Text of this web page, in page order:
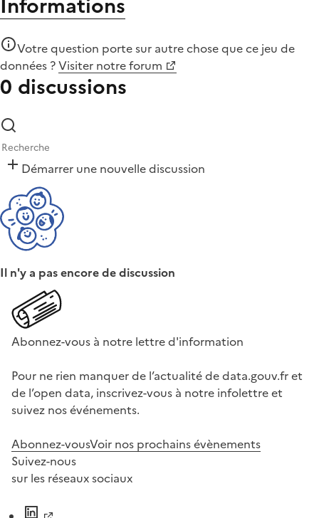
Informations
Votre question porte sur autre chose quece jeu de
données ?Visiter notre forum
0 discussions
Démarrer une nouvelle discussion
Il n'y a pas encore de discussion
Abonnez-vous à notre lettre d'information
Pour ne rien manquer de l’actualité de data.gouv.fr et
de l’open data, inscrivez-vous à notre infolettre et
suivez nos événements.
Abonnez-vousVoir nos prochains évènements
Suivez-nous
sur les réseaux sociaux